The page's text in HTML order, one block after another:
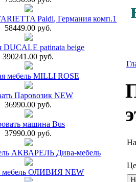
Paidi, Германия комп.1
58449.00 руб.
DUCALE patinata beige
390241.00 руб.
мебель MILLI ROSE
Паровозик NEW
36990.00 руб.
машина Bus
37990.00 руб.
АКВАРЕЛЬ Дива-мебель
мебель ОЛИВИЯ NEW